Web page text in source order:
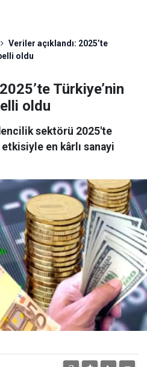
Veriler açıklandı: 2025’te
oldu
Türkiye’nin
oldu
sektörü 2025'te
en kârlı sanayi